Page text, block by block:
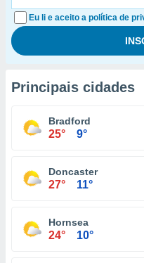
Eu li e aceito a política de
Principais cidades
Bradford
25° 9°
Doncaster
27° 11°
Hornsea
24° 10°